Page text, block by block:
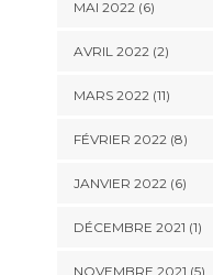
MAI 2022 (6)
AVRIL 2022 (2)
MARS 2022 (11)
FÉVRIER 2022 (8)
JANVIER 2022 (6)
DÉCEMBRE 2021 (1)
NOVEMBRE 2021 (5)